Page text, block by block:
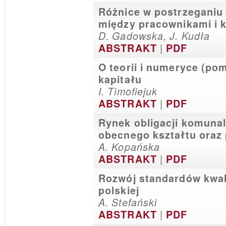
Różnice w
między pracownikami i
D. Gadowska, J. Kudła
ABSTRAKT | PDF
O teorii i numeryce
kapitału
I. Timofiejuk
ABSTRAKT | PDF
Rynek obligacji
obecnego kształtu
A. Kopańska
ABSTRAKT | PDF
Rozwój standardów
polskiej
A. Stefański
ABSTRAKT | PDF